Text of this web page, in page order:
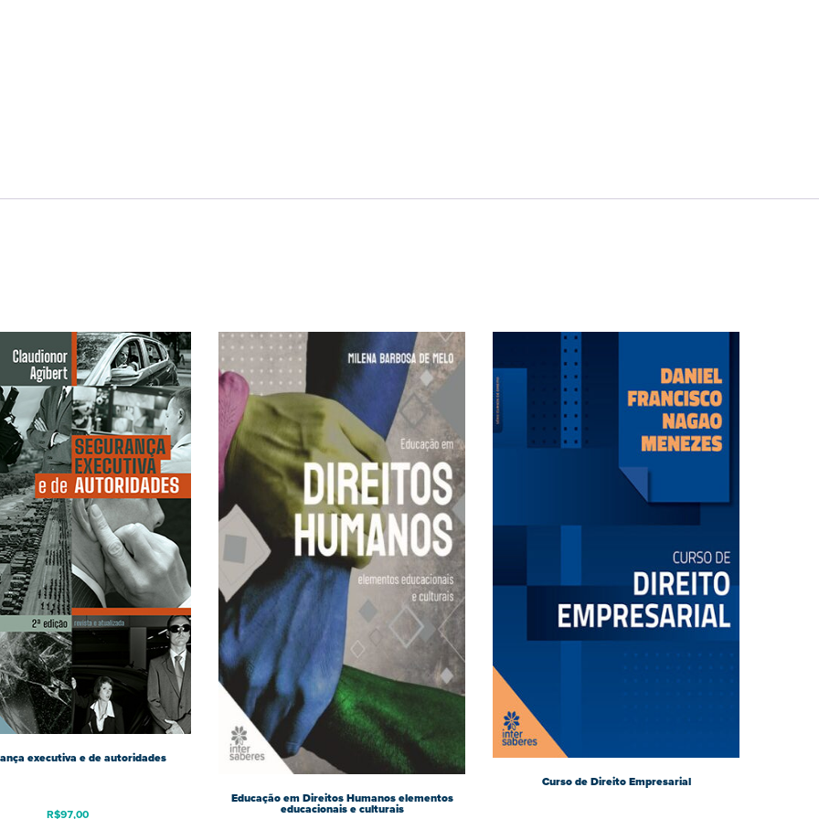
executiva e de autoridades
R$97,00
Educação em Direitos Humanos elementos
educacionais e culturais
Curso de Direito Empresarial